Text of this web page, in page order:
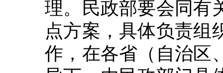
理。民政部要会同有
点方案，具体负责组
作，在各省（自治区